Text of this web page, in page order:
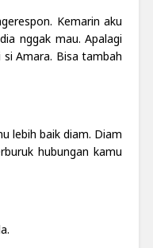
Kemarin aku
nggak mau. Apalagi
si Amara. Bisa tambah
lebih baik diam. Diam
hubungan kamu